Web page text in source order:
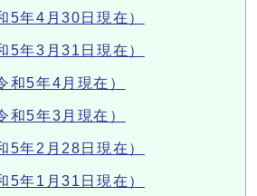
5年4月30日現在）
5年3月31日現在）
和5年4月現在）
和5年3月現在）
5年2月28日現在）
5年1月31日現在）